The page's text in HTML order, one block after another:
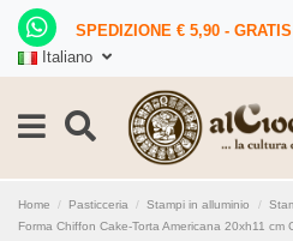
SPEDIZIONE € 5,90 -
Italiano
Home Pasticceria Stampi in alluminio
Forma Chiffon Cake-Torta Americana 20xh11 cm